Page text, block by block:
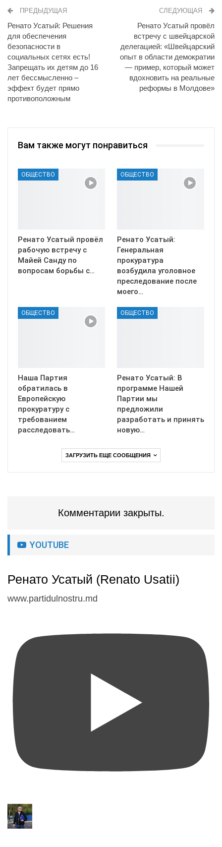
ПРЕДЫДУЩАЯ
Ренато Усатый: Решения
для обеспечения
безопасности в
социальных сетях есть!
Запрещать их детям до 16
лет бессмысленно –
эффект будет прямо
противоположным
СЛЕДУЮЩАЯ
Ренато Усатый провёл
встречу с швейцарской
делегацией: «Швейцарский
опыт в области демократии
— пример, который может
вдохновить на реальные
реформы в Молдове»
Вам также могут понравиться
ОБЩЕСТВО
Ренато Усатый провёл
рабочую встречу с
Майей Санду по
вопросам борьбы с…
ОБЩЕСТВО
Ренато Усатый:
Генеральная
прокуратура
возбудила уголовное
преследование после
моего…
ОБЩЕСТВО
Наша Партия
обратилась в
Европейскую
прокуратуру с
требованием
расследовать…
ОБЩЕСТВО
Ренато Усатый: В
программе Нашей
Партии мы
предложили
разработать и принять
новую…
ЗАГРУЗИТЬ ЕЩЕ СООБЩЕНИЯ
Комментарии закрыты.
YOUTUBE
Ренато Усатый (Renato Usatii)
www.partidulnostru.md